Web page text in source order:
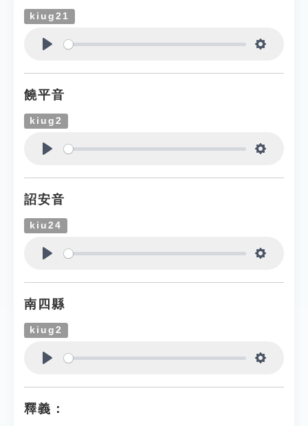
kiug21
饒平音
kiug2
詔安音
kiu24
南四縣
kiug2
釋義：